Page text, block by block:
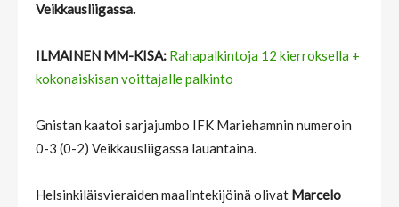
Veikkausliigassa.
ILMAINEN MM-KISA: Rahapalkintoja 12 kierroksella +
kokonaiskisan voittajalle palkinto
Gnistan kaatoi sarjajumbo IFK Mariehamnin numeroin
0-3 (0-2) Veikkausliigassa lauantaina.
Helsinkiläisvieraiden maalintekijöinä olivat Marcelo